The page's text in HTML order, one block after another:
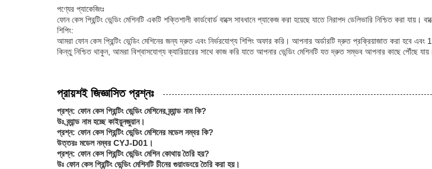
পণ্যের প্যাকেজিংঃ
ফোন কেস প্রিন্টিং ভেন্ডিং মেশিনটি একটি শক্তিশালী কার্ডবোর্ড বাক্সে সাবধানে প্যাকেজ করা হয়েছে যাতে নিরাপদ ডেলিভারি নিশ্চিত করা
শিপিং:
আমরা ফোন কেস প্রিন্টিং ভেন্ডিং মেশিনের জন্য দ্রুত এবং নির্ভরযোগ্য শিপিং অফার করি। আপনার অর্ডারটি দ্রুত প্রক্রিয়াজাত করা হবে
কিন্তু নিশ্চিত থাকুন, আমরা বিশ্বাসযোগ্য ক্যারিয়ারের সাথে কাজ করি যাতে আপনার ভেন্ডিং মেশিনটি যত দ্রুত সম্ভব আপনার কাছে পৌঁছে
প্রায়শই জিজ্ঞাসিত প্রশ্নঃ
প্রশ্ন: ফোন কেস প্রিন্টিং ভেন্ডিং মেশিনের ব্র্যান্ড নাম কি?
উঃ ব্র্যান্ড নাম হচ্ছে কাইয়ুনজুয়ান।
প্রশ্ন: ফোন কেস প্রিন্টিং ভেন্ডিং মেশিনের মডেল নম্বর কি?
উত্তরঃ মডেল নম্বর CYJ-D01।
প্রশ্ন: ফোন কেস প্রিন্টিং ভেন্ডিং মেশিন কোথায় তৈরি হয়?
উঃ ফোন কেস প্রিন্টিং ভেন্ডিং মেশিনটি চীনের গুয়াংডংয়ে তৈরি করা হয়।